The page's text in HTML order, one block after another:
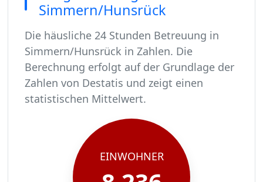
Simmern/Hunsrück
Die häusliche 24 Stunden Betreuung in
Simmern/Hunsrück in Zahlen. Die
Berechnung erfolgt auf der Grundlage der
Zahlen von Destatis und zeigt einen
statistischen Mittelwert.
In Simmern/Hunsrück leben rund 8236
Von diesen 8236 Einwohnern sind rund 502
Ca. 80 dieser pflegebedürftigen Menschen
Der Großteil der Pflegebedürftigen in
EINWOHNER